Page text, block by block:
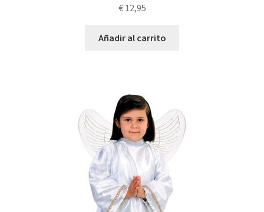
€12,95
Añadir al carrito